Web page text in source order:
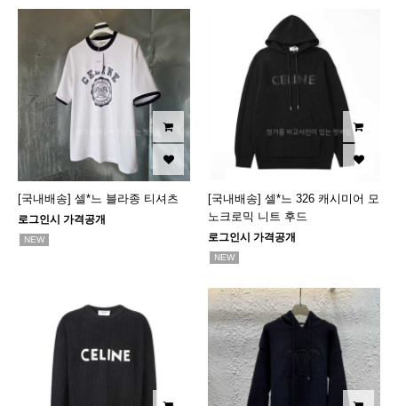
[국내배송] 셀*느 블라종 티셔츠
로그인시 가격공개
NEW
[국내배송] 셀*느 326 캐시미어 모
노크로믹 니트 후드
로그인시 가격공개
NEW